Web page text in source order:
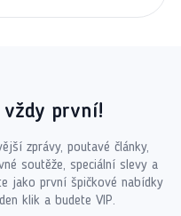
vždy první!
zprávy, poutavé články,
soutěže, speciální slevy a
jako první špičkové nabídky
klik a budete VIP.